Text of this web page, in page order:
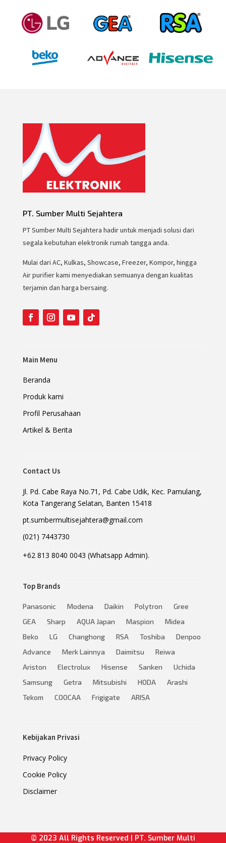
PT. Sumber Multi Sejahtera
PT Sumber Multi Sejahtera hadir untuk menjadi solusi dari
segala kebutuhan elektronik rumah tangga anda.
Mulai dari AC, Kulkas, Showcase, Freezer, Kompor, hingga
Air purifier kami menyediakan semuanya dengan kualitas
terjamin dan harga bersaing.
Main Menu
Beranda
Produk kami
Profil Perusahaan
Artikel & Berita
Contact Us
Jl. Pd. Cabe Raya No.71, Pd. Cabe Udik, Kec. Pamulang,
Kota Tangerang Selatan, Banten 15418
pt.sumbermultisejahtera@gmail.com
(021) 7443730
+62 813 8040 0043 (Whatsapp Admin).
Top Brands
Panasonic Modena Daikin Polytron
Gree
GEA
Sharp AQUA Japan Maspion
Midea
Beko
LG Changhong RSA Toshiba
Denpoo
Advance
Merk Lainnya Daimitsu
Reiwa
Ariston
Electrolux Hisense Sanken
Uchida
Samsung
Getra Mitsubishi HODA
Arashi
Tekom
COOCAA Frigigate ARISA
Kebijakan Privasi
Privacy Policy
Cookie Policy
Disclaimer
© 2023 All Rights Reserved | PT. Sumber Multi